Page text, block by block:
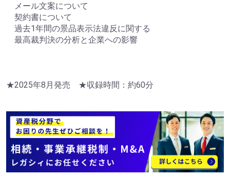
メール文案について
契約書について
過去1年間の景品表示法違反に関する
最高裁判決の分析と企業への影響
★2025年8月発売 ★収録時間：約60分